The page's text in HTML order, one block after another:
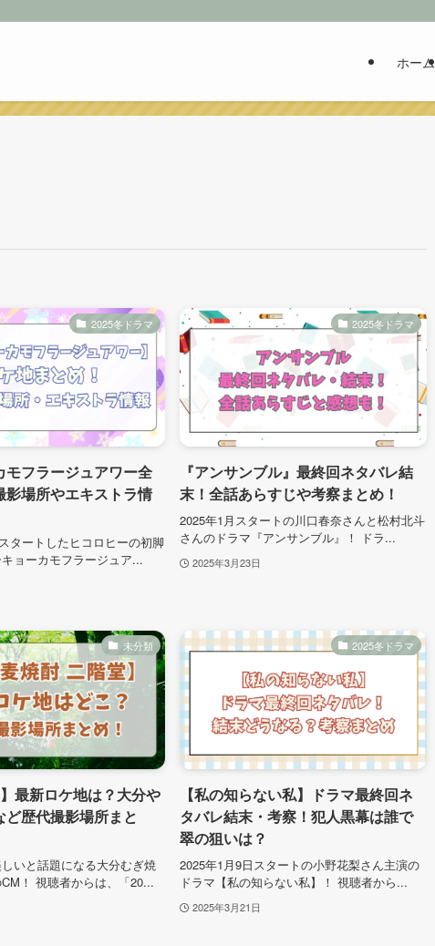
ホーム
2025冬ドラマ
モフラージュアワー全
影場所やエキストラ情
タートしたヒコロヒーの初脚
ョーカモフラージュア...
2025冬ドラマ
『アンサンブル』最終回ネタバレ結
末！全話あらすじや考察まとめ！
2025年1月スタートの川口春奈さんと松村北斗
さんのドラマ『アンサンブル』！ ドラ...
2025年3月23日
未分類
最新ロケ地は？大分や
ど歴代撮影場所まと
いと話題になる大分むぎ焼
！ 視聴者からは、「20...
2025冬ドラマ
【私の知らない私】ドラマ最終回ネ
タバレ結末・考察！犯人黒幕は誰で
翠の狙いは？
2025年1月9日スタートの小野花梨さん主演の
ドラマ【私の知らない私】！ 視聴者から...
2025年3月21日